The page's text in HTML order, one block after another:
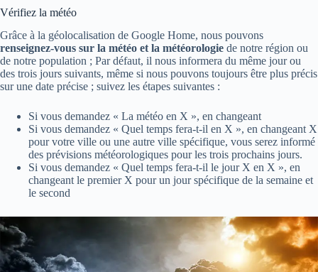
Vérifiez la météo
Grâce à la géolocalisation de Google Home, nous pouvons
renseignez-vous sur la météo et la météorologie de notre région ou
de notre population ; Par défaut, il nous informera du même jour ou
des trois jours suivants, même si nous pouvons toujours être plus précis
sur une date précise ; suivez les étapes suivantes :
Si vous demandez « La météo en X », en changeant
Si vous demandez « Quel temps fera-t-il en X », en changeant X
pour votre ville ou une autre ville spécifique, vous serez informé
des prévisions météorologiques pour les trois prochains jours.
Si vous demandez « Quel temps fera-t-il le jour X en X », en
changeant le premier X pour un jour spécifique de la semaine et
le second